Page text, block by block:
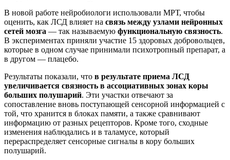
В новой работе нейробиологи использовали МРТ, чтобы
оценить, как ЛСД влияет на связь между узлами нейронных
сетей мозга — так называемую функциональную связность.
В экспериментах приняли участие 15 здоровых добровольцев,
которые в одном случае принимали психотропный препарат, а
в другом — плацебо.
Результаты показали, что в результате приема ЛСД
увеличивается связность в ассоциативных зонах коры
больших полушарий. Эти участки отвечают за
сопоставление вновь поступающей сенсорной информацией с
той, что хранится в блоках памяти, а также сравнивают
информацию от разных рецепторов. Кроме того, сходные
изменения наблюдались и в таламусе, который
перераспределяет сенсорные сигналы в кору больших
полушарий.